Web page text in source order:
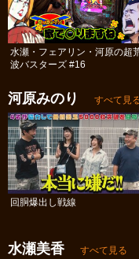
水瀬・フェアリン・河原の超
波バスターズ #16
河原みのり すべて見
回胴爆出し戦線
水瀬美香 すべて見る